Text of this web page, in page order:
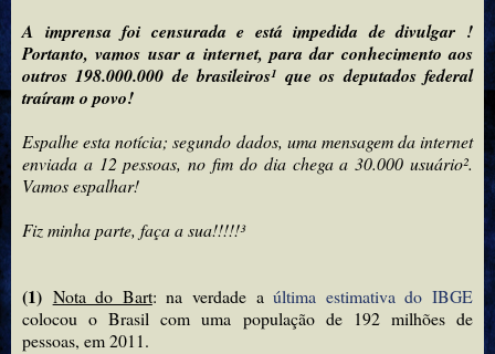
A imprensa foi censurada e está impedida de divulgar !
Portanto, vamos usar a internet, para dar conhecimento aos
outros 198.000.000 de brasileiros¹ que os deputados federal
traíram o povo!
Espalhe esta notícia; segundo dados, uma mensagem da internet
enviada a 12 pessoas, no fim do dia chega a 30.000 usuário².
Vamos espalhar!
Fiz minha parte, faça a sua!!!!!³
(1) Nota do Bart: na verdade aúltima estimativa do IBGE
colocou o Brasil com uma população de 192 milhões de
pessoas, em 2011.